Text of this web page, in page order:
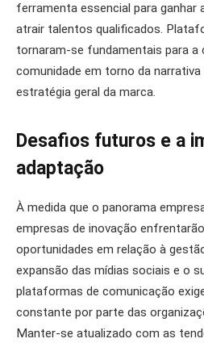
ferramenta essencial para ganhar
atrair talentos qualificados.
tornaram-se fundamentais para a
comunidade em torno da
estratégia geral da marca.
Desafios futuros e a
adaptação
À medida que o panorama
empresas de inovação
oportunidades em relação à
expansão das mídias sociais e o
plataformas de comunicação
constante por parte das
Manter-se atualizado com as